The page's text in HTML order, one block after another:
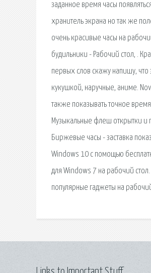
заданное время часы
хранитель экрана но так же
очень красивые часы на
будильники - Рабочий стол, .
первых слов скажу напишу, что
кукушкой, наручные, аниме.
также показывать точное
Музыкальные флеш открытки и
Биржевые часы - заставка
Windows 10 с помощью
для Windows 7 на рабочий
популярные гаджеты на